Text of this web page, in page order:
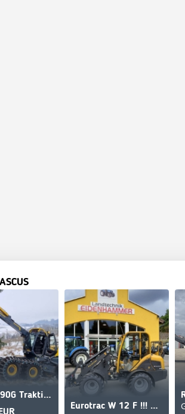
Eco Log 590G Traktionswinde, wahlweise Logmax-Aggregat
Eurotrac W 12 F !!! NEUHEIT !!! Prompt Verfügbar